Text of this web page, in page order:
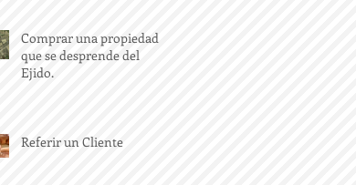
Comprar una propiedad
que se desprende del
Ejido.
Referir un Cliente